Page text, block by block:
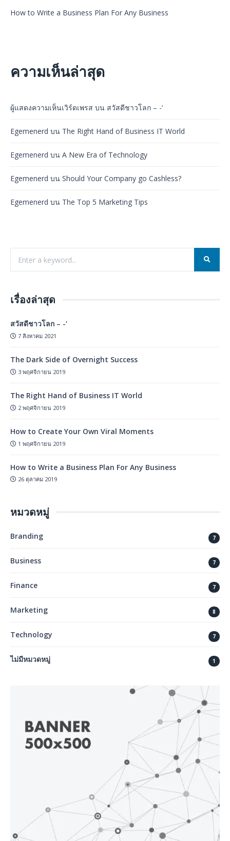
How to Write a Business Plan For Any Business
ความเห็นล่าสุด
ผู้แสดงความเห็นเวิร์ดเพรส บน สวัสดีชาวโลก – -‘
Egemenerd บน The Right Hand of Business IT World
Egemenerd บน A New Era of Technology
Egemenerd บน Should Your Company go Cashless?
Egemenerd บน The Top 5 Marketing Tips
เรื่องล่าสุด
สวัสดีชาวโลก – -‘
7 สิงหาคม 2021
The Dark Side of Overnight Success
3 พฤศจิกายน 2019
The Right Hand of Business IT World
2 พฤศจิกายน 2019
How to Create Your Own Viral Moments
1 พฤศจิกายน 2019
How to Write a Business Plan For Any Business
26 ตุลาคม 2019
หมวดหมู่
Branding 7
Business 7
Finance 7
Marketing 8
Technology 7
ไม่มีหมวดหมู่ 1